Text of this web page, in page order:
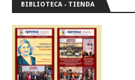
BIBLIOTECA - TIENDA